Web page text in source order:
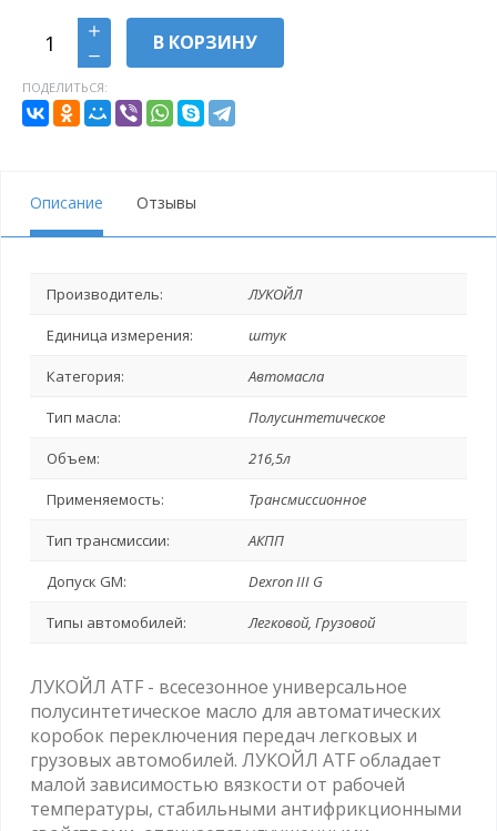
В КОРЗИНУ
ПОДЕЛИТЬСЯ:
Описание Отзывы
Производитель: ЛУКОЙЛ
Единица измерения: штук
Категория: Автомасла
Тип масла: Полусинтетическое
Объем: 216,5л
Применяемость: Трансмиссионное
Тип трансмиссии: АКПП
Допуск GM: Dexron III G
Типы автомобилей: Легковой, Грузовой
ЛУКОЙЛ ATF - всесезонное универсальное
полусинтетическое масло для автоматических
коробок переключения передач легковых и
грузовых автомобилей. ЛУКОЙЛ ATF обладает
малой зависимостью вязкости от рабочей
температуры, стабильными антифрикционными